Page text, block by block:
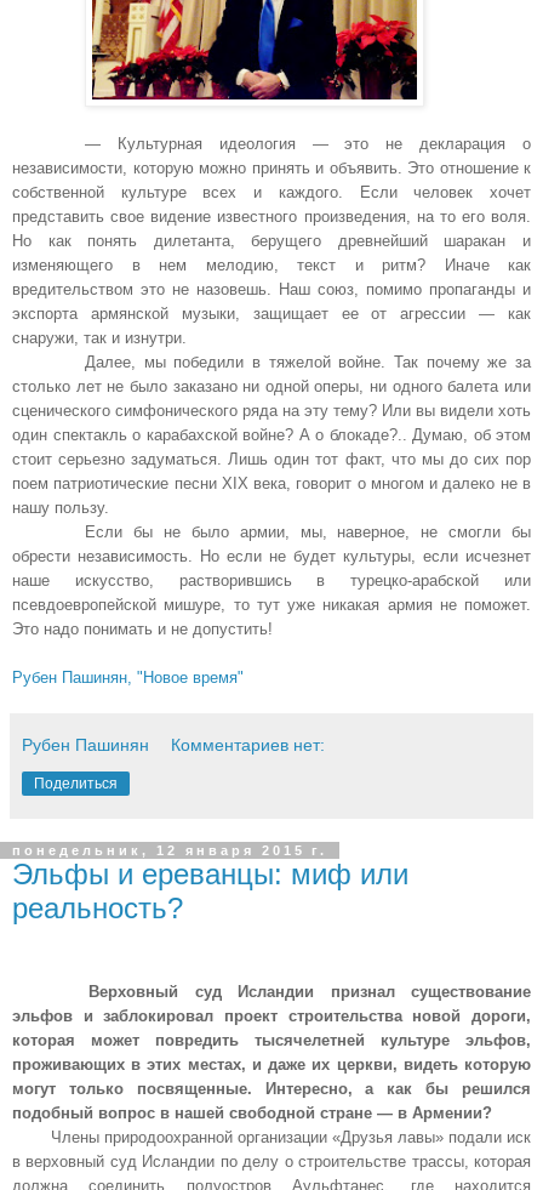
— Культурная идеология — это не декларация о
независимости, которую можно принять и объявить. Это отношение к
собственной культуре всех и каждого. Если человек хочет
представить свое видение известного произведения, на то его воля.
Но как понять дилетанта, берущего древнейший шаракан и
изменяющего в нем мелодию, текст и ритм? Иначе как
вредительством это не назовешь. Наш союз, помимо пропаганды и
экспорта армянской музыки, защищает ее от агрессии — как
снаружи, так и изнутри.
Далее, мы победили в тяжелой войне. Так почему же за
столько лет не было заказано ни одной оперы, ни одного балета или
сценического симфонического ряда на эту тему? Или вы видели хоть
один спектакль о карабахской войне? А о блокаде?.. Думаю, об этом
стоит серьезно задуматься. Лишь один тот факт, что мы до сих пор
поем патриотические песни XIX века, говорит о многом и далеко не в
нашу пользу.
Если бы не было армии, мы, наверное, не смогли бы
обрести независимость. Но если не будет культуры, если исчезнет
наше искусство, растворившись в турецко-арабской или
псевдоевропейской мишуре, то тут уже никакая армия не поможет.
Это надо понимать и не допустить!
Рубен Пашинян, "Новое время"
Рубен Пашинян Комментариев нет:
Поделиться
понедельник, 12 января 2015 г.
Эльфы и ереванцы: миф или
реальность?
Верховный суд Исландии признал существование
эльфов и заблокировал проект строительства новой дороги,
которая может повредить тысячелетней культуре эльфов,
проживающих в этих местах, и даже их церкви, видеть которую
могут только посвященные. Интересно, а как бы решился
подобный вопрос в нашей свободной стране — в Армении?
Члены природоохранной организации «Друзья лавы» подали иск
в верховный суд Исландии по делу о строительстве трассы, которая
должна соединить полуостров Аульфтанес, где находится